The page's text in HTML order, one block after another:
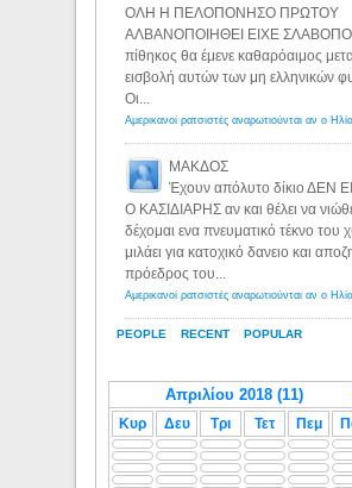
PEOPLE RECENT POPULAR
ΟΛΗ Η ΠΕΛΟΠΟΝΗΣΟ ΠΡΩΤΟΥ
ΑΛΒΑΝΟΠΟΙΗΘΕΙ ΕΙΧΕ
πίθηκος θα έμενε καθαρόαιμος
εισβολή αυτών των μη ελληνικών
Οι...
ΜΑΚΔΟΣ
Έχουν απόλυτο δίκιο ΔΕΝ
Ο ΚΑΣΙΔΙΑΡΗΣ αν και θέλει να
δέχομαι ενα πνευματικό τέκνο του
μιλάει για κατοχικό δανειο και
πρόεδρος του...
Κυρ Δευ Τρι Τετ Πεμ